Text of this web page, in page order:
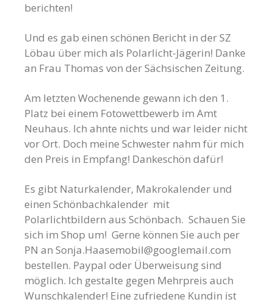
berichten!
Und es gab einen schönen Bericht in der SZ
Löbau über mich als Polarlicht-Jägerin! Danke
an Frau Thomas von der Sächsischen Zeitung.
Am letzten Wochenende gewann ich den 1.
Platz bei einem Fotowettbewerb im Amt
Neuhaus. Ich ahnte nichts und war leider nicht
vor Ort. Doch meine Schwester nahm für mich
den Preis in Empfang! Dankeschön dafür!
Es gibt Naturkalender, Makrokalender und
einen Schönbachkalender mit
Polarlichtbildern aus Schönbach. Schauen Sie
sich im Shop um! Gerne können Sie auch per
PN an Sonja.Haasemobil@googlemail.com
bestellen. Paypal oder Überweisung sind
möglich. Ich gestalte gegen Mehrpreis auch
Wunschkalender! Eine zufriedene Kundin ist